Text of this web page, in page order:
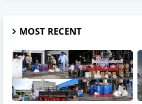
MOST RECENT